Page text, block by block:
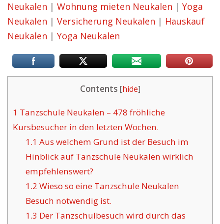
Neukalen | Wohnung mieten Neukalen | Yoga
Neukalen | Versicherung Neukalen | Hauskauf
Neukalen | Yoga Neukalen
Contents [hide]
1 Tanzschule Neukalen – 478 fröhliche
Kursbesucher in den letzten Wochen.
1.1 Aus welchem Grund ist der Besuch im
Hinblick auf Tanzschule Neukalen wirklich
empfehlenswert?
1.2 Wieso so eine Tanzschule Neukalen
Besuch notwendig ist.
1.3 Der Tanzschulbesuch wird durch das